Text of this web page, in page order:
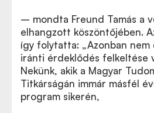
– mondta Freund Tamás a
elhangzott köszöntőjében.
így folytatta: „Azonban nem
iránti érdeklődés felkeltése
Nekünk, akik a Magyar
Titkárságán immár másfél
program sikerén,